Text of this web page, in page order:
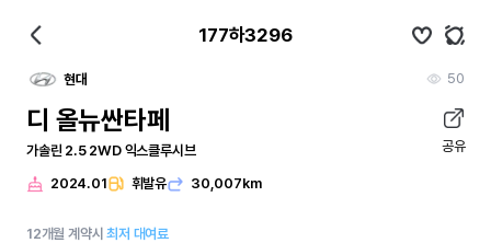
177하3296
현대 50
디 올뉴싼타페
가솔린 2.5 2WD 익스클루시브 공유
2024.01 휘발유 30,007km
12개월 계약시최저 대여료